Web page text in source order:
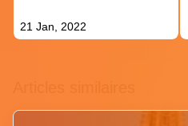
21 Jan, 2022